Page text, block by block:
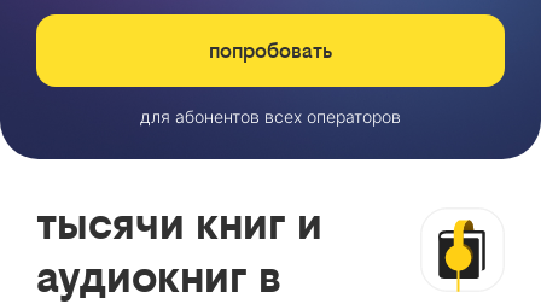
попробовать
для абонентов всех операторов
тысячи книг и
аудиокниг в